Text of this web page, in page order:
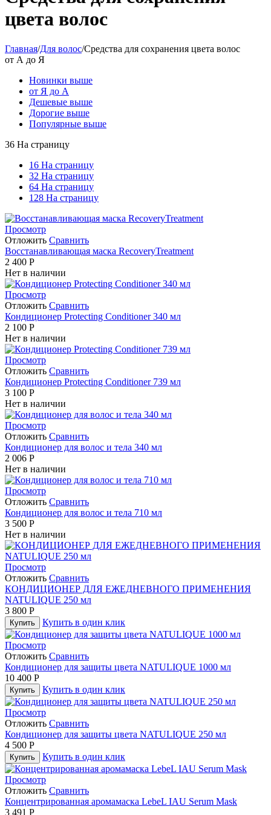
цвета волос
Главная/Для волос/Средства для сохранения цвета волос
от А до Я
Новинки выше
от Я до А
Дешевые выше
Дорогие выше
Популярные выше
36 На страницу
16 На страницу
32 На страницу
64 На страницу
128 На страницу
Просмотр
Отложить Сравнить
Восстанавливающая маска RecoveryTreatment
2 400 Р
Нет в наличии
Просмотр
Отложить Сравнить
Кондиционер Protecting Conditioner 340 мл
2 100 Р
Нет в наличии
Просмотр
Отложить Сравнить
Кондиционер Protecting Conditioner 739 мл
3 100 Р
Нет в наличии
Просмотр
Отложить Сравнить
Кондиционер для волос и тела 340 мл
2 006 Р
Нет в наличии
Просмотр
Отложить Сравнить
Кондиционер для волос и тела 710 мл
3 500 Р
Нет в наличии
Просмотр
Отложить Сравнить
КОНДИЦИОНЕР ДЛЯ ЕЖЕДНЕВНОГО ПРИМЕНЕНИЯ
NATULIQUE 250 мл
3 800 Р
Купить Купить в один клик
Просмотр
Отложить Сравнить
Кондиционер для защиты цвета NATULIQUE 1000 мл
10 400 Р
Купить Купить в один клик
Просмотр
Отложить Сравнить
Кондиционер для защиты цвета NATULIQUE 250 мл
4 500 Р
Купить Купить в один клик
Просмотр
Отложить Сравнить
Концентрированная аромамаска LebeL IAU Serum Mask
3 491 Р